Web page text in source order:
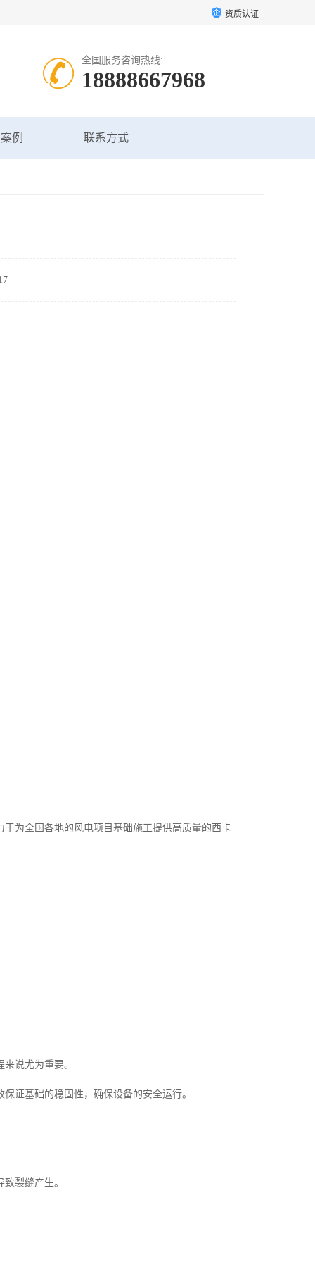
资质认证
全国服务咨询热线:
18888667968
例 联系方式
为全国各地的风电项目基础施工提供高质量的西卡
说尤为重要。
证基础的稳固性，确保设备的安全运行。
裂缝产生。